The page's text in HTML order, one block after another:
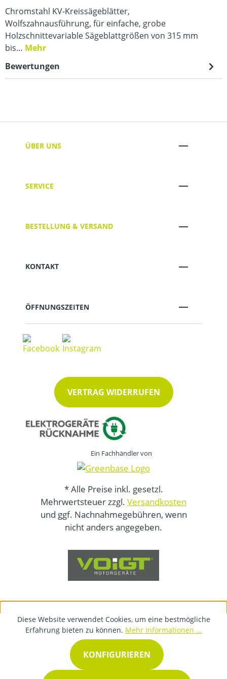
Chromstahl KV-Kreissägeblätter,
Wolfszahnausführung, für einfache, grobe
Holzschnittevariable Sägeblattgrößen von 315 mm
bis… Mehr
Bewertungen
ÜBER UNS
SERVICE
BESTELLUNG & VERSAND
KONTAKT
ÖFFNUNGSZEITEN
VERTRAG WIDERRUFEN
Ein Fachhändler von
* Alle Preise inkl. gesetzl.
Mehrwertsteuer zzgl. Versandkosten
und ggf. Nachnahmegebühren, wenn
nicht anders angegeben.
Diese Website verwendet Cookies, um eine bestmögliche
Erfahrung bieten zu können. Mehr Informationen ...
KONFIGURIEREN